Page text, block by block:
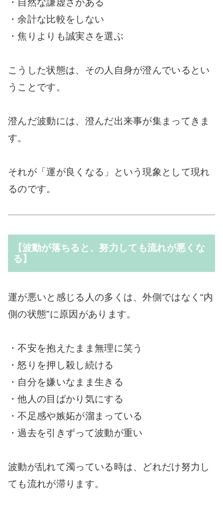
・余計な比較をしない
・焦りよりも誠実さを選ぶ
こうした状態は、その人自身が澄んでいるとい
うことです。
澄んだ波動には、澄んだ出来事が集まってきま
す。
それが「運が良くなる」という現象として現れ
るのです。
【波動が落ちると、努力しても流れが悪くな
る】
運が悪いと感じる人の多くは、外側ではなく“内
側の状態”に原因があります。
・不安を抱えたまま無理に笑う
・怒りを押し殺し続ける
・自分を嫌いなまま生きる
・他人の目ばかり気にする
・不足感や嫉妬が溜まっている
・過去を引きずって波動が重い
波動が乱れて濁っている時は、どれだけ努力し
ても流れが滞ります。